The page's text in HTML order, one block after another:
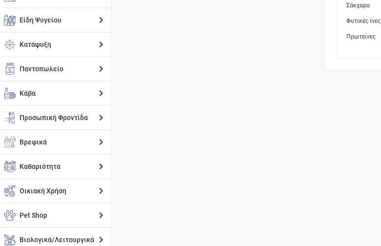
Είδη Ψυγείου
Κατάψυξη
Παντοπωλείο
Κάβα
Προσωπική Φροντίδα
Βρεφικά
Καθαριότητα
Οικιακή Χρήση
Pet Shop
Βιολογικά/Λειτουργικά
Σάκχαρα
Φυτικές ίνες
Πρωτείνες